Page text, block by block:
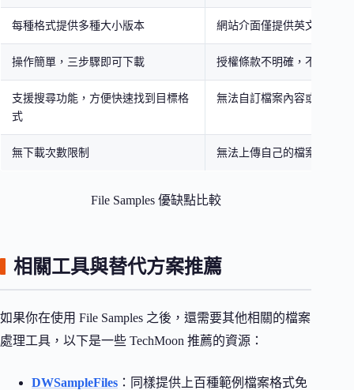
每種格式提供多種大小版本 網站介面僅提供英文
操作簡單，三步驟即可下載 授權條款不明確，不建議商
支援搜尋功能，方便快速找到目標格
式
無法自訂檔案內容或參數
無下載次數限制 無法上傳自己的檔案進行分
File Samples 優缺點比較
相關工具與替代方案推薦
如果你在使用 File Samples 之後，還需要其他相關的檔案
處理工具，以下是一些 TechMoon 推薦的資源：
DWSampleFiles ：同樣提供上百種範例檔案格式免